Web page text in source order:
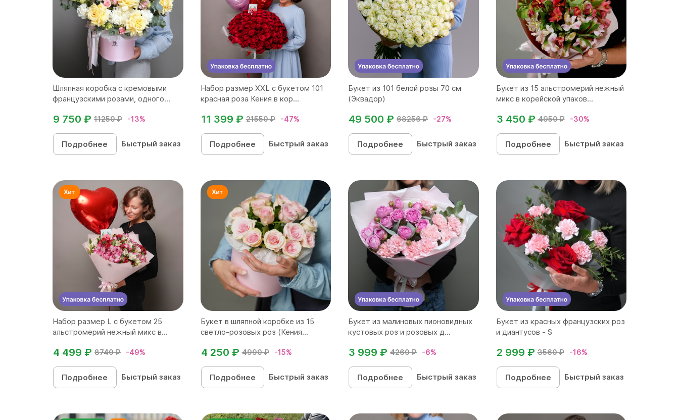
Шляпная коробка с кремовыми
французскими розами, одного...
11250 ₽ -13%
9 750 ₽
Подробнее Быстрый заказ
Набор размер ХХL с букетом 101
красная роза Кения в кор...
21550 ₽ -47%
11 399 ₽
Подробнее Быстрый заказ
Букет из 101 белой розы 70 см
(Эквадор)
68256 ₽ -27%
49 500 ₽
Подробнее Быстрый заказ
Букет из 15 альстромерий нежный
микс в корейской упаков...
4950 ₽ -30%
3 450 ₽
Подробнее Быстрый заказ
Набор размер L с букетом 25
альстромерий нежный микс в...
8740 ₽ -49%
4 499 ₽
Подробнее Быстрый заказ
Букет в шляпной коробке из 15
светло-розовых роз (Кения...
4990 ₽ -15%
4 250 ₽
Подробнее Быстрый заказ
Букет из малиновых пионовидных
кустовых роз и розовых д...
4260 ₽ -6%
3 999 ₽
Подробнее Быстрый заказ
Букет из красных французских роз
и диантусов - S
3560 ₽ -16%
2 999 ₽
Подробнее Быстрый заказ